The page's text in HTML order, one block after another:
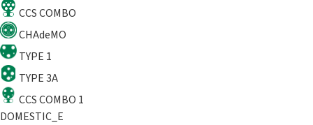
CCS COMBO
CHAdeMO
TYPE 1
TYPE 3A
CCS COMBO 1
DOMESTIC_E